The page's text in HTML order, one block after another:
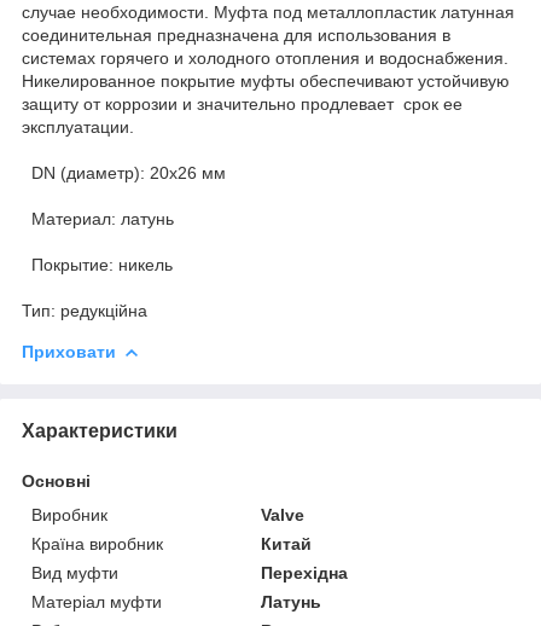
случае необходимости. Муфта под металлопластик латунная
соединительная предназначена для использования в
системах горячего и холодного отопления и водоснабжения.
Никелированное покрытие муфты обеспечивают устойчивую
защиту от коррозии и значительно продлевает срок ее
эксплуатации.
DN (диаметр): 20х26 мм
Материал: латунь
Покрытие: никель
Тип: редукційна
Приховати
Характеристики
Основні
Виробник
Valve
Країна виробник
Китай
Вид муфти
Перехідна
Матеріал муфти
Латунь